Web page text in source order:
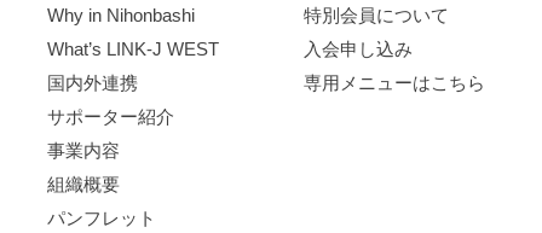
Why in Nihonbashi
What’s LINK-J WEST
国内外連携
サポーター紹介
事業内容
組織概要
パンフレット
特別会員について
入会申し込み
専用メニューはこちら